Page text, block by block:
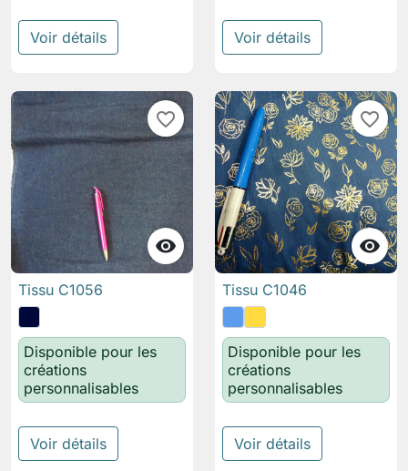
Voir détails Voir détails

favorite_border
Tissu C1056
Disponible pour les
créations
personnalisables
Voir détails

favorite_border
Tissu C1046
Disponible pour les
créations
personnalisables
Voir détails